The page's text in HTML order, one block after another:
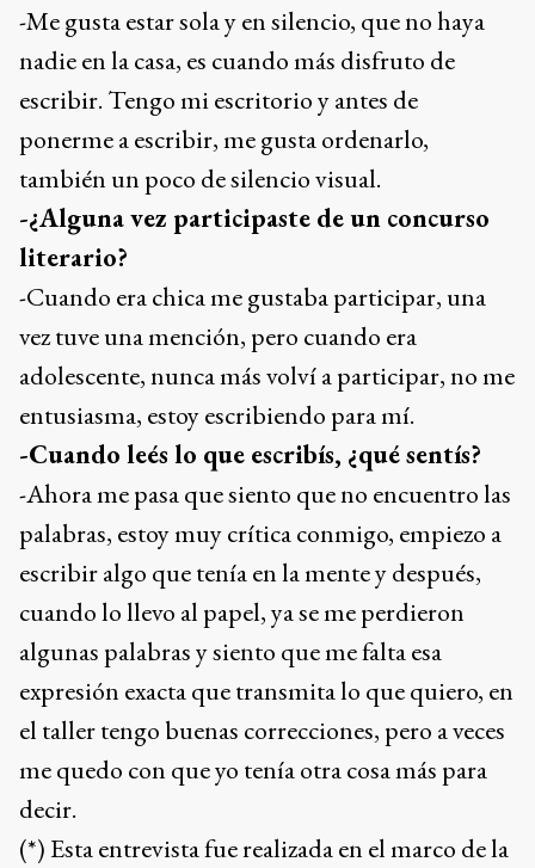
-Me gusta estar sola y en silencio, que no haya
nadie en la casa, es cuando más disfruto de
escribir. Tengo mi escritorio y antes de
ponerme a escribir, me gusta ordenarlo,
también un poco de silencio visual.
-¿Alguna vez participaste de un concurso
literario?
-Cuando era chica me gustaba participar, una
vez tuve una mención, pero cuando era
adolescente, nunca más volví a participar, no me
entusiasma, estoy escribiendo para mí.
-Cuando leés lo que escribís, ¿qué sentís?
-Ahora me pasa que siento que no encuentro las
palabras, estoy muy crítica conmigo, empiezo a
escribir algo que tenía en la mente y después,
cuando lo llevo al papel, ya se me perdieron
algunas palabras y siento que me falta esa
expresión exacta que transmita lo que quiero, en
el taller tengo buenas correcciones, pero a veces
me quedo con que yo tenía otra cosa más para
decir.
(*) Esta entrevista fue realizada en el marco de la